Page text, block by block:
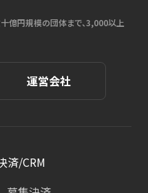
億円規模の団体まで、3,000以上
運営会社
済/CRM